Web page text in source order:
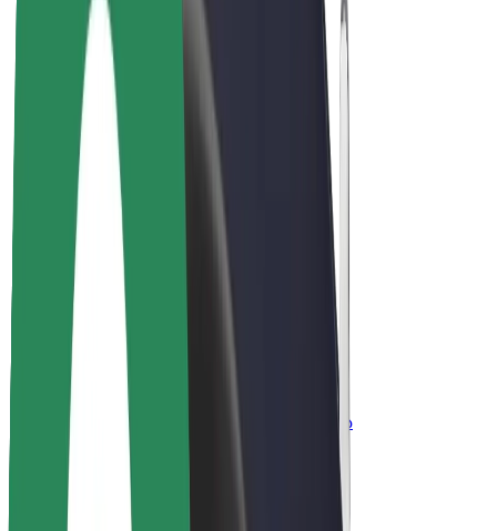
ფრენჩაიზი
კომპანია
ვაკანსიები
Bolt-ის შესახებ
Bolt და ეკომეგობრულობა
ნულოვანი პროექტი
ბლოგი
სიახლეები
ბრენდის გზამკვლევი
მისია
ინვესტორებთან ურთიერთობა
ლიდერობა